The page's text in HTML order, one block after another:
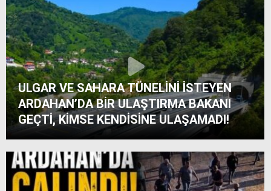
SAYIN VEKİL!.. BİRDE İL BAŞKANI BELGESİNİ
VERİP, ARDAHAN’A GÖNDERSEYDİN!
Belediyeye teşekkür eden Muhtar’dan
ULGAR VE SAHARA TÜNELİNİ İSTEYEN
ARDAHAN’DA BİR ULAŞTIRMA BAKANI
GEÇTİ, KİMSE KENDİSİNE ULAŞAMADI!